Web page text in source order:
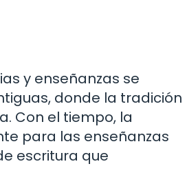
y enseñanzas se
donde la tradición
Con el tiempo, la
para las enseñanzas
escritura que